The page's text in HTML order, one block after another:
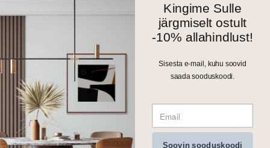
Kõik meie seinapildid, fotolõuendid ja kapad trükitakse
Kingime Sulle
järgmiselt ostult
-10% allahindlust!
Sisesta e-mail, kuhu soovid
saada sooduskoodi.
Soovin sooduskoodi